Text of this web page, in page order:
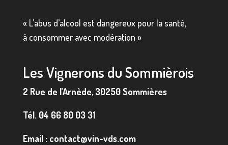
« L’abus d’alcool est dangereux pour la santé,
à consommer avec modération »
Les Vignerons du Sommièrois
2 Rue de l’Arnède, 30250 Sommières
Tél. 04 66 80 03 31
Email : contact@vin-vds.com